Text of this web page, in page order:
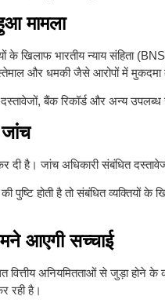
मामला
खिलाफ भारतीय न्याय संहिता
और धमकी जैसे आरोपों में मुकदमा
बैंक रिकॉर्ड और अन्य उपलब्ध
दी है। जांच अधिकारी संबंधित
पुष्टि होती है तो संबंधित व्यक्तियों
आएगी सच्चाई
वित्तीय अनियमितताओं से जुड़ा
रही है।